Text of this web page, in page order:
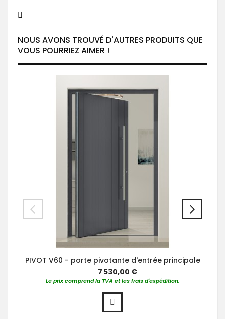
NOUS AVONS TROUVÉ D'AUTRES PRODUITS QUE
VOUS POURRIEZ AIMER !
PIVOT V60 - porte pivotante d'entrée principale
7 530,00 €
Le prix comprend la TVA et les frais d'expédition.